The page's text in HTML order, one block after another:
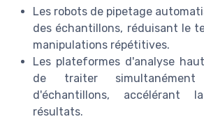
Les robots de pipetage
des échantillons, réduisant le
manipulations répétitives.
Les plateformes d'analyse
de traiter
d'échantillons, accélérant
résultats.